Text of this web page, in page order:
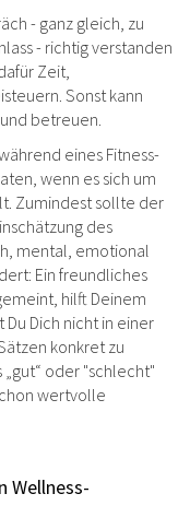
- ganz gleich, zu
- richtig verstanden
Zeit,
Sonst kann
betreuen.
eines Fitness-
wenn es sich um
Zumindest sollte der
des
mental, emotional
Ein freundliches
hilft Deinem
Dich nicht in einer
konkret zu
oder "schlecht"
wertvolle
Wellness-